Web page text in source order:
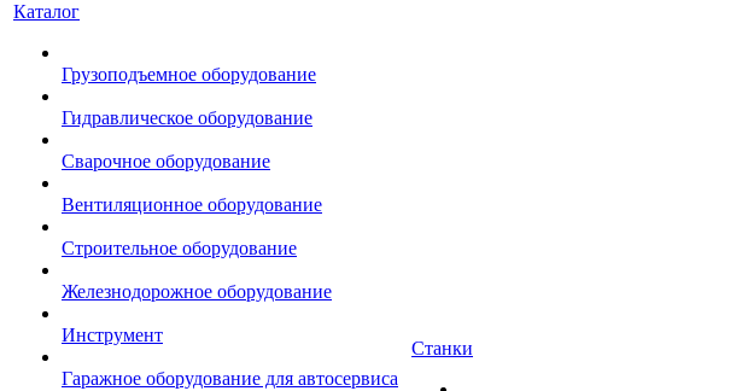
Каталог
Грузоподъемное оборудование
Гидравлическое оборудование
Сварочное оборудование
Вентиляционное оборудование
Строительное оборудование
Железнодорожное оборудование
Инструмент
Гаражное оборудование для автосервиса
Станки